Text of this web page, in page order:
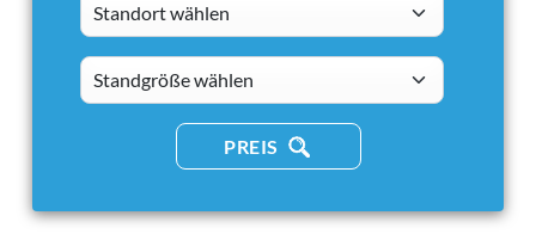
standsizes
PREIS